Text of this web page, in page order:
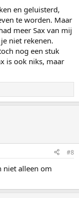
en geluisterd,
te worden. Maar
meer Sax van mij
niet rekenen.
nog een stuk
is ook niks, maar
#8
niet alleen om